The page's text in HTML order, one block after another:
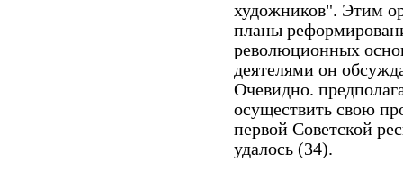
художников". Этим
планы
революционных
деятелями он
Очевидно.
осуществить свою
первой Советской
удалось (34).